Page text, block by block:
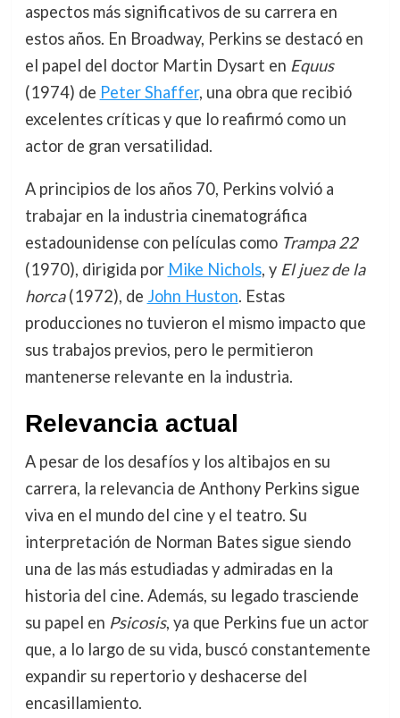
aspectos más significativos de su carrera en
estos años. En Broadway, Perkins se destacó en
el papel del doctor Martin Dysart en Equus
(1974) de Peter Shaffer, una obra que recibió
excelentes críticas y que lo reafirmó como un
actor de gran versatilidad.
A principios de los años 70, Perkins volvió a
trabajar en la industria cinematográfica
estadounidense con películas como Trampa 22
(1970), dirigida por Mike Nichols, y El juez de la
horca(1972), de John Huston. Estas
producciones no tuvieron el mismo impacto que
sus trabajos previos, pero le permitieron
mantenerse relevante en la industria.
Relevancia actual
A pesar de los desafíos y los altibajos en su
carrera, la relevancia de Anthony Perkins sigue
viva en el mundo del cine y el teatro. Su
interpretación de Norman Bates sigue siendo
una de las más estudiadas y admiradas en la
historia del cine. Además, su legado trasciende
su papel en Psicosis, ya que Perkins fue un actor
que, a lo largo de su vida, buscó constantemente
expandir su repertorio y deshacerse del
encasillamiento.